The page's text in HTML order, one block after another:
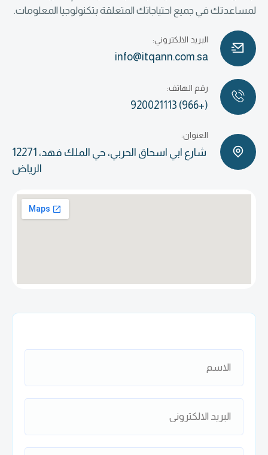
لمساعدتك في جميع احتياجاتك المتعلقة بتكنولوجيا المعلومات.
البريد الالكتروني:
info@itqann.com.sa
رقم الهاتف:
(+966) 920021113
العنوان:
شارع ابي اسحاق الحربي، حي الملك فهد، 12271
الرياض